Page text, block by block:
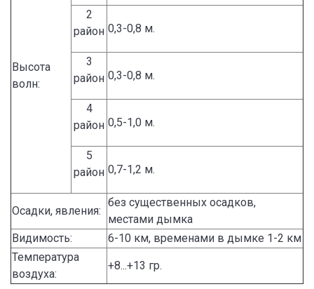
Высота
волн:
2
район 0,3-0,8 м.
3
район 0,3-0,8 м.
4
район 0,5-1,0 м.
5
район 0,7-1,2 м.
Осадки, явления:
без существенных осадков,
местами дымка
Видимость:
6-10 км, временами в дымке 1-2 км
Температура
воздуха:
+8...+13 гр.